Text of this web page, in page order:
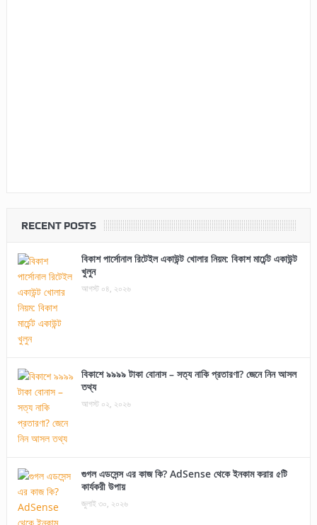
RECENT POSTS
বিকাশ পার্সোনাল রিটেইল একাউন্ট খোলার নিয়ম: বিকাশ মার্চেন্ট একাউন্ট
খুলুন
আগস্ট ০৪, ২০২৬
বিকাশে ৯৯৯৯ টাকা বোনাস – সত্য নাকি প্রতারণা? জেনে নিন আসল
তথ্য
আগস্ট ০২, ২০২৬
গুগল এডসেন্স এর কাজ কি? AdSense থেকে ইনকাম করার ৫টি
কার্যকরী উপায়
জুলাই ৩০, ২০২৬